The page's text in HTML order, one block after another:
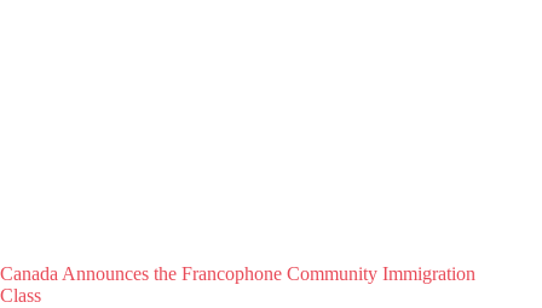
Canada Announces the Francophone Community Immigration
Class